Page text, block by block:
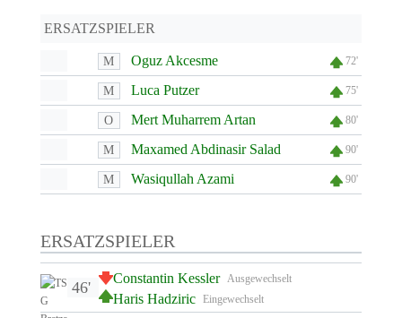
ERSATZSPIELER
M Oguz Akcesme 72'
M Luca Putzer 75'
O Mert Muharrem Artan 80'
M Maxamed Abdinasir Salad 90'
M Wasiqullah Azami 90'
ERSATZSPIELER
Ausgewechselt
Constantin Kessler
Eingewechselt
Haris Hadziric
46'